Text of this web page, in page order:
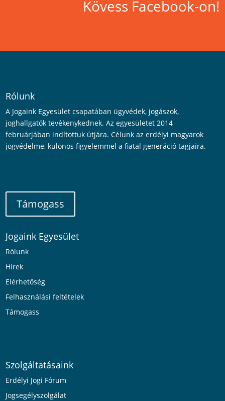
Kövess Facebook-on!
Rólunk
A Jogaink Egyesület csapatában ügyvédek, jogászok,
joghallgatók tevékenykednek. Az egyesületet 2014
februárjában indítottuk útjára. Célunk az erdélyi magyarok
jogvédelme, különös figyelemmel a fiatal generáció tagjaira.
Támogass
Jogaink Egyesület
Rólunk
Hírek
Elérhetőség
Felhasználási feltételek
Támogass
Szolgáltatásaink
Erdélyi Jogi Fórum
Jogsegélyszolgálat